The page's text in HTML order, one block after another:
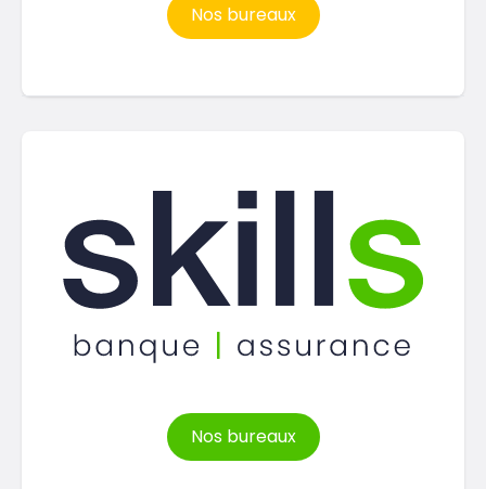
Nos bureaux
Nos bureaux